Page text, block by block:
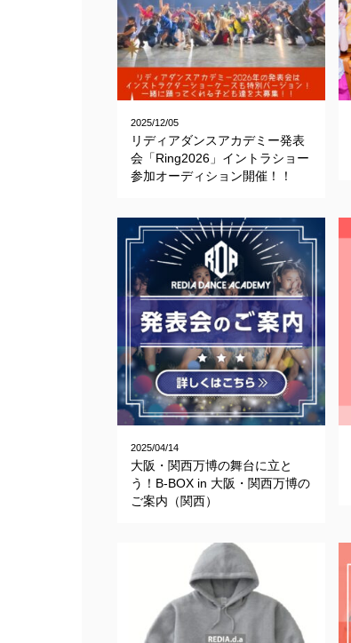
2025/12/05
リディアダンスアカデミー発表
会「Ring2026」イントラショー
参加オーディション開催！！
2025/04/14
大阪・関西万博の舞台に立と
う！B-BOX in 大阪・関西万博の
ご案内（関西）